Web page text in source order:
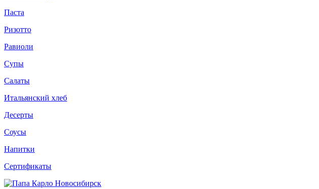
Паста
Ризотто
Равиоли
Супы
Салаты
Итальянский хлеб
Десерты
Соусы
Напитки
Сертификаты